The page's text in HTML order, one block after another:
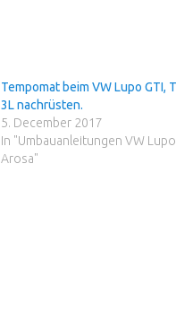
Tempomat beim VW Lupo GTI,
3L nachrüsten.
5. December 2017
In "Umbauanleitungen VW
Arosa"